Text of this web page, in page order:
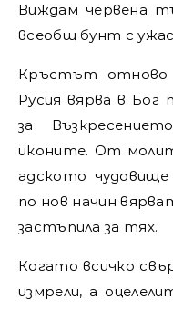
Виждам червена
всеобщ бунт с
Кръстът
Русия вярва в Бог
за
иконите. От
адското
по нов начин
застъпила за тях.
Когато всичко
измрели, а